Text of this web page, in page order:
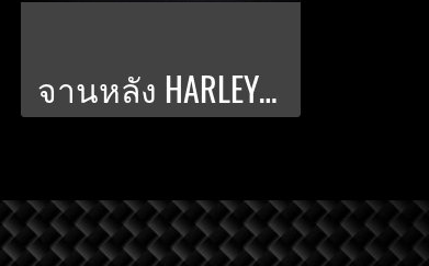
จานหลัง HARLEY 300 มิล. POWER-SLOT V.8.1